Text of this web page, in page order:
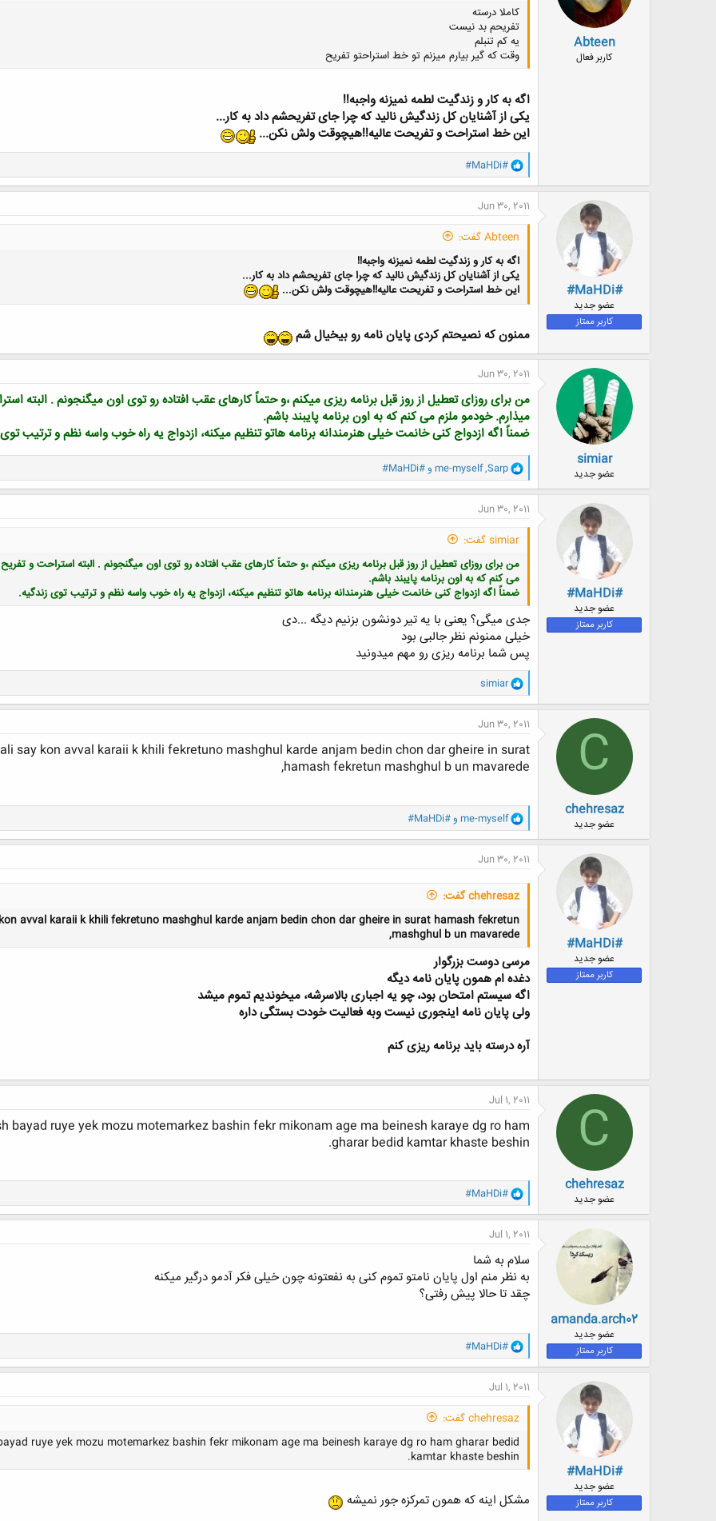
Abteen
کاربر فعال
کاملا درسته
تفریحم بد نیست
یه کم تنبلم
وقت که گیر بیارم میزنم تو خط استراحتو تفریح
اگه به کار و زندگیت لطمه نمیزنه واجبه!!
یکی از آشنایان کل زندگیش نالید که چرا جای تفریحشم داد به کار...
این خط استراحت و تفریحت عالیه!!هیچوقت ولش نکن...
و
ا
ک
ن
ش
ا
#MaHDi#
#MaHDi#
عضو جدید
کاربر ممتاز
Jun 30, 2011
Abteen گفت:
اگه به کار و زندگیت لطمه نمیزنه واجبه!!
یکی از آشنایان کل زندگیش نالید که چرا جای تفریحشم داد به کار...
این خط استراحت و تفریحت عالیه!!هیچوقت ولش نکن...
ممنون که نصیحتم کردی پایان نامه رو بیخیال شم
simiar
عضو جدید
Jun 30, 2011
من برای روزای تعطیل از روز قبل برنامه ریزی میکنم ،و حتماً کارهای عقب افتاده رو توی اون میگنجونم . البته
میذارم. خودمو ملزم می کنم که به اون برنامه پایبند باشم.
ضمناً اگه ازدواج کنی خانمت خیلی هنرمندانه برنامه هاتو تنظیم میکنه، ازدواج یه راه خوب واسه نظم و ترتیب
و
ا
ک
ن
ش
ا
Sarp
,
me-myself و #MaHDi#
#MaHDi#
عضو جدید
کاربر ممتاز
Jun 30, 2011
simiar گفت:
من برای روزای تعطیل از روز قبل برنامه ریزی میکنم ،و حتماً کارهای عقب افتاده رو توی اون میگنجونم . البته استراحت و تفریح
می کنم که به اون برنامه پایبند باشم.
ضمناً اگه ازدواج کنی خانمت خیلی هنرمندانه برنامه هاتو تنظیم میکنه، ازدواج یه راه خوب واسه نظم و ترتیب توی زندگیه.
کلیک کنید تا باز شود...
جدی میگی؟ یعنی با یه تیر دونشون بزنیم دیگه ...دی
خیلی ممنونم نظر جالبی بود
پس شما برنامه ریزی رو مهم میدونید
و
ا
ک
ن
ش
ه
ا
:
simiar
C
chehresaz
عضو جدید
Jun 30, 2011
say kon avval karaii k khili fekretuno mashghul karde anjam bedin chon dar gheire in surat
hamash fekretun mashghul b un mavarede,
و
ا
ک
ن
ش
ا
me-myself و #MaHDi#
#MaHDi#
عضو جدید
کاربر ممتاز
Jun 30, 2011
chehresaz گفت:
avval karaii k khili fekretuno mashghul karde anjam bedin chon dar gheire in surat hamash fekretun
mashghul b un mavarede,
مرسی دوست بزرگوار
دغده ام همون پایان نامه دیگه
اگه سیستم امتحان بود، چو یه اجباری بالاسرشه، میخوندیم تموم میشد
ولی پایان نامه اینجوری نیست وبه فعالیت خودت بستگی داره
آره درسته باید برنامه ریزی کنم
C
chehresaz
عضو جدید
Jul 1, 2011
bayad ruye yek mozu motemarkez bashin fekr mikonam age ma beinesh karaye dg ro ham
gharar bedid kamtar khaste beshin.
و
ا
ک
ن
ش
ه
ا
:
#MaHDi#
amanda.arch02
عضو جدید
کاربر ممتاز
Jul 1, 2011
سلام به شما
به نظر منم اول پایان نامتو تموم کنی به نفعتونه چون خیلی فکر آدمو درگیر میکنه
چقد تا حالا پیش رفتی؟
و
ا
ک
ن
ش
ا
:
#MaHDi#
#MaHDi#
عضو جدید
کاربر ممتاز
Jul 1, 2011
chehresaz گفت:
ruye yek mozu motemarkez bashin fekr mikonam age ma beinesh karaye dg ro ham gharar bedid
kamtar khaste beshin.
مشکل اینه که همون تمرکزه جور نمیشه